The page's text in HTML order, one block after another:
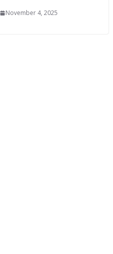
November 4, 2025